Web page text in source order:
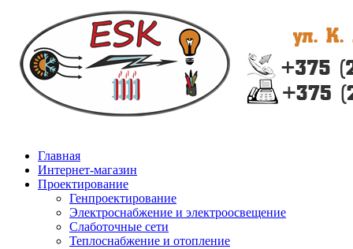
Главная
Интернет-магазин
Проектирование
Генпроектирование
Электроснабжение и электроосвещение
Слаботочные сети
Теплоснабжение и отопление